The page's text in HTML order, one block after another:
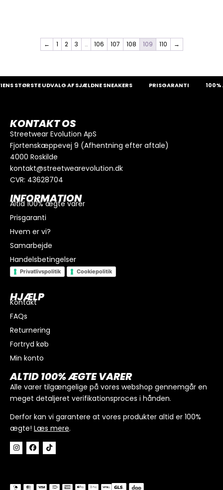
I alt
Køb for
← 1 2 3 … 106 107 108 109 110 →
STØRSTE UDVALG AF SJÆLDNE SNEAKERS PRISGARANTI 100%
KONTAKT OS
Streetwear Evolution ApS
Fjortenskæppevej 9 (Afhentning efter aftale)
4000 Roskilde
kontakt@streetwearevolution.dk
CVR: 43628704
INFORMATION
Altid 100% ægte varer
Prisgaranti
Hvem er vi?
Samarbejde
Handelsbetingelser
Privatlivspolitik Cookiepolitik
HJÆLP
Kontakt
FAQs
Returnering
Fortryd køb
Min konto
ALTID 100% ÆGTE VARER
Alle varer tilgængelige på vores webshop gennemgår en
meget detaljeret verifikationsproces i hånden.
Derfor kan vi garantere at vores produkter altid er 100%
ægte! Læs mere.